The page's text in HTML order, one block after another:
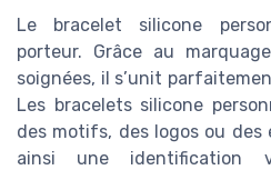
Le bracelet silicone
porteur. Grâce au
soignées, il s’unit
Les bracelets silicone
des motifs, des logos ou
ainsi une identification